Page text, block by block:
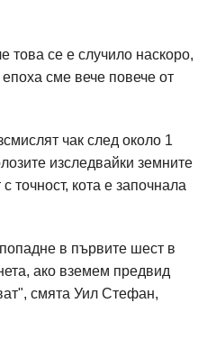
това се е случило наскоро,
сме вече повече от
чак след около 1
изследвайки земните
точност, кота е започнала
в първите шест в
ако вземем предвид
смята Уил Стефан,